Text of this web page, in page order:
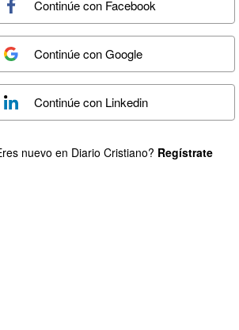
Continúe con Facebook
Continúe conGoogle
Continúe con Linkedin
nuevo en Diario Cristiano? Regístrate